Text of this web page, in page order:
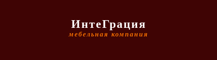
ИнтеГрация
мебельная компания